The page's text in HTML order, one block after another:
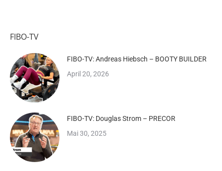
FIBO-TV
FIBO-TV: Andreas Hiebsch – BOOTY BUILDER
April 20, 2026
FIBO-TV: Douglas Strom – PRECOR
Mai 30, 2025